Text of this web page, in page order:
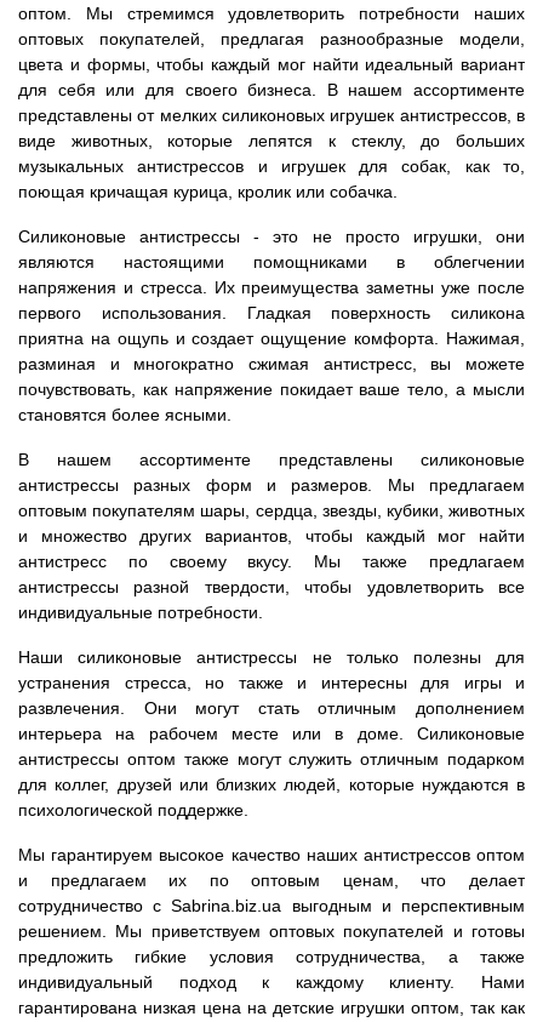
оптом. Мы стремимся удовлетворить потребности наших
оптовых покупателей, предлагая разнообразные модели,
цвета и формы, чтобы каждый мог найти идеальный вариант
для себя или для своего бизнеса. В нашем ассортименте
представлены от мелких силиконовых игрушек антистрессов, в
виде животных, которые лепятся к стеклу, до больших
музыкальных антистрессов и игрушек для собак, как то,
поющая кричащая курица, кролик или собачка.
Силиконовые антистрессы - это не просто игрушки, они
являются настоящими помощниками в облегчении
напряжения и стресса. Их преимущества заметны уже после
первого использования. Гладкая поверхность силикона
приятна на ощупь и создает ощущение комфорта. Нажимая,
разминая и многократно сжимая антистресс, вы можете
почувствовать, как напряжение покидает ваше тело, а мысли
становятся более ясными.
В нашем ассортименте представлены силиконовые
антистрессы разных форм и размеров. Мы предлагаем
оптовым покупателям шары, сердца, звезды, кубики, животных
и множество других вариантов, чтобы каждый мог найти
антистресс по своему вкусу. Мы также предлагаем
антистрессы разной твердости, чтобы удовлетворить все
индивидуальные потребности.
Наши силиконовые антистрессы не только полезны для
устранения стресса, но также и интересны для игры и
развлечения. Они могут стать отличным дополнением
интерьера на рабочем месте или в доме. Силиконовые
антистрессы оптом также могут служить отличным подарком
для коллег, друзей или близких людей, которые нуждаются в
психологической поддержке.
Мы гарантируем высокое качество наших антистрессов оптом
и предлагаем их по оптовым ценам, что делает
сотрудничество с Sabrina.biz.ua выгодным и перспективным
решением. Мы приветствуем оптовых покупателей и готовы
предложить гибкие условия сотрудничества, а также
индивидуальный подход к каждому клиенту. Нами
гарантирована низкая цена на детские игрушки оптом, так как